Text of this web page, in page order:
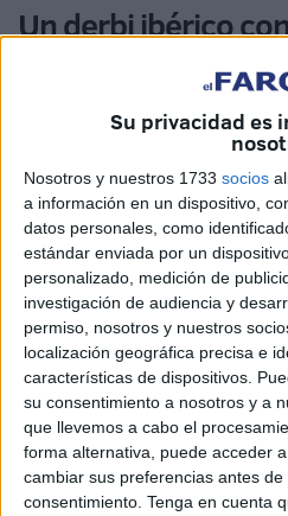
Su privacidad es
Nosotros y nuestros 1733 socios
a información en un dispositivo,
datos personales, como
estándar enviada por un
personalizado, medición de
investigación de audiencia y
permiso, nosotros y nuestros
localización geográfica precisa e
características de dispositivos.
su consentimiento a nosotros y a
que llevemos a cabo el
forma alternativa, puede acceder
cambiar sus preferencias antes
consentimiento. Tenga en cuenta
Un derbi ibérico
EFE
España y Portugal no querían
torneo, pero el cuadro del